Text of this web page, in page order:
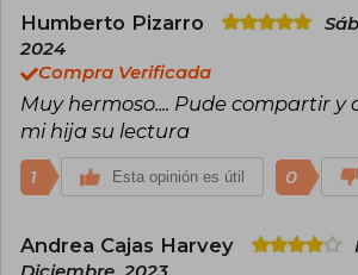
Humberto Pizarro
2024
Compra Verificada
Muy hermoso.... Pude compartir y
mi hija su lectura
1 Esta opinión es útil 0
Andrea Cajas Harvey